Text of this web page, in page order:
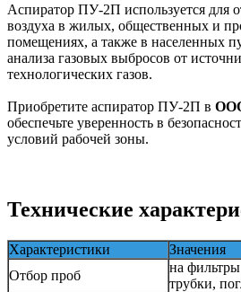
Аспиратор ПУ-2П используется для
воздуха в жилых, общественных и
помещениях, а также в населенных
анализа газовых выбросов от
технологических газов.
Приобретите аспиратор ПУ-2П в
обеспечьте уверенность в
условий рабочей зоны.
Технические
Характеристики
Значения
Отбор проб
на
трубки,